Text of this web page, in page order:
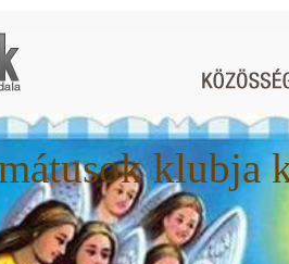
klubja